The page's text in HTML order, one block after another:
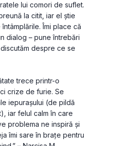
lui comori de suflet.
la citit, iar el știe
Îmi place că
dialog – pune întrebări
despre ce se
trece printr-o
crize de furie. Se
iepurașului (de pildă
iar felul calm în care
problema ne inspiră și
îmi sare în brațe pentru